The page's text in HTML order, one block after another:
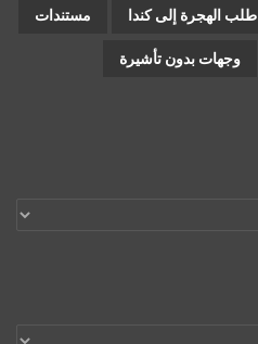
طلب الهجرة إلى كندا مستندات
وجهات بدون تأشيرة